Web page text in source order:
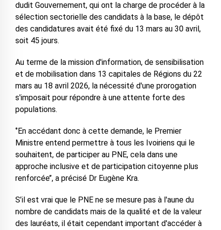
dudit Gouvernement, qui ont la charge de procéder à la
sélection sectorielle des candidats à la base, le dépôt
des candidatures avait été fixé du 13 mars au 30 avril,
soit 45 jours.
Au terme de la mission d'information, de sensibilisation
et de mobilisation dans 13 capitales de Régions du 22
mars au 18 avril 2026, la nécessité d'une prorogation
s'imposait pour répondre à une attente forte des
populations.
‘’En accédant donc à cette demande, le Premier
Ministre entend permettre à tous les Ivoiriens qui le
souhaitent, de participer au PNE, cela dans une
approche inclusive et de participation citoyenne plus
renforcée’’, a précisé Dr Eugène Kra.
S’il est vrai que le PNE ne se mesure pas à l'aune du
nombre de candidats mais de la qualité et de la valeur
des lauréats, il était cependant important d'accéder à